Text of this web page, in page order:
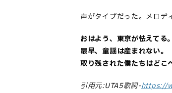
声がタイプだった。メロデ
おはよう、東京が怯えてる。
最早、童謡は産まれない。
取り残された僕たちはどこ
引用元:UTA5歌詞-https://